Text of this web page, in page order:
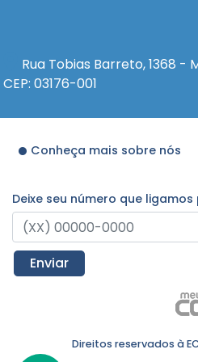
Rua Tobias Barreto, 1368 -
CEP: 03176-001
Conheça mais sobre nós
Deixe seu número que
Enviar
Direitos reservados à